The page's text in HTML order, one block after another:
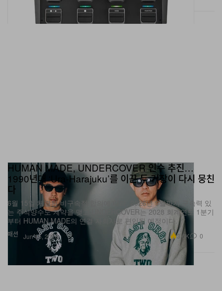
패션
1990년대 ‘Ura-Harajuku’를 이끈 두 거장이 다시 뭉친
다
6월 15일 체결된 비구속적 합의에 따라, 2026년 9월까지 구속력 있
는 주식양수도 계약을 맺고 UNDERCOVER는 2028 회계연도 1분기
부터 HUMAN MADE의 연결 자회사로 편입될 예정이다.
Jun 15, 2026 3.6K